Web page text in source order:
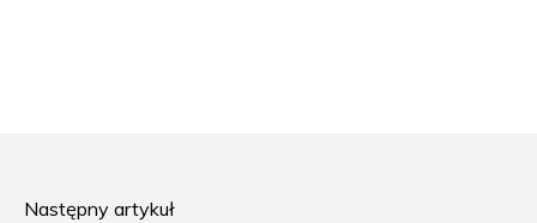
Następny artykuł